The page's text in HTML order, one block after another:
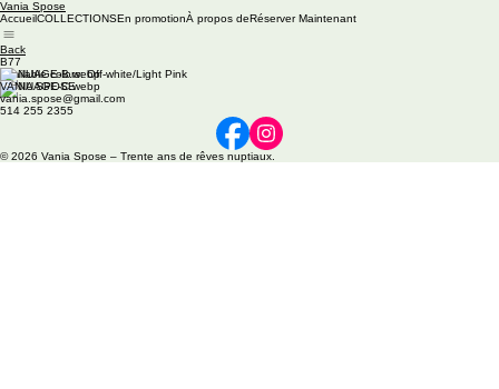
Vania Spose
AccueilCOLLECTIONSEn promotionÀ propos deRéserver Maintenant
Back
B77
Available colors: Off-white/Light Pink
VANIA SPOSE
vania.spose@gmail.com
514 255 2355
© 2026 Vania Spose – Trente ans de rêves nuptiaux.